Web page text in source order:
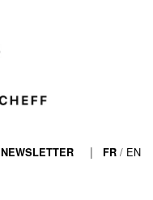
NEWSLETTER | FR / EN